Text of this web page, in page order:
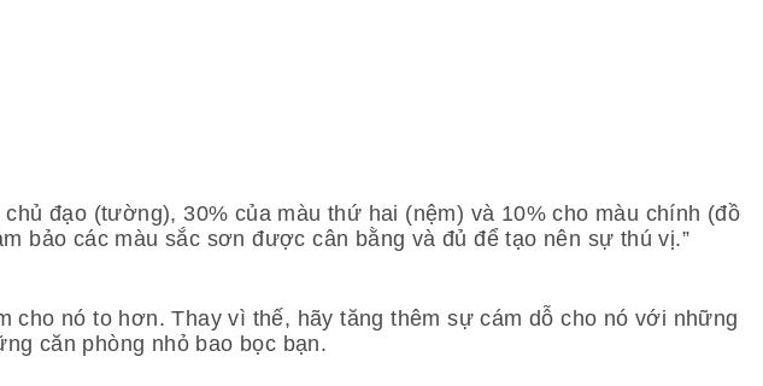
đạo (tường), 30% của màu thứ hai (nệm) và 10% cho màu chính (đồ
bảo các màu sắc sơn được cân bằng và đủ để tạo nên sự thú vị.”
nó to hơn. Thay vì thế, hãy tăng thêm sự cám dỗ cho nó với những
căn phòng nhỏ bao bọc bạn.